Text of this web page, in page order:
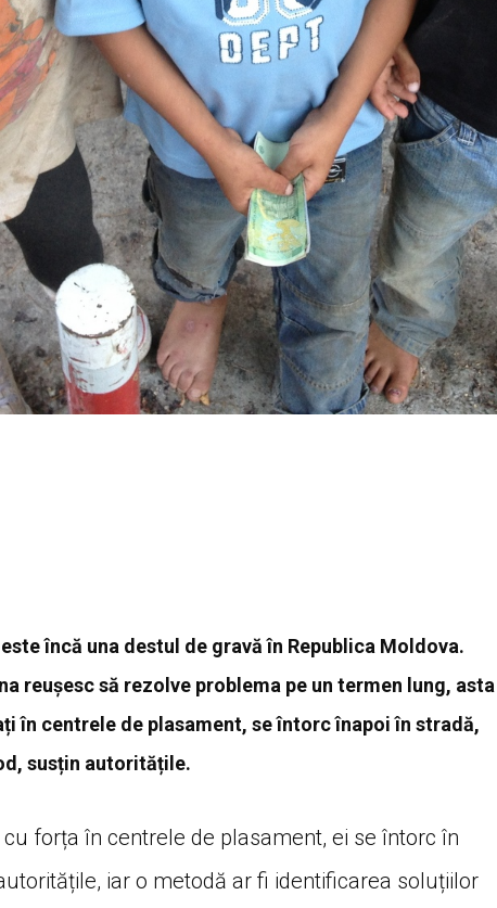
încă una destul de gravă în Republica Moldova.
reușesc să rezolve problema pe un termen lung, asta
în centrele de plasament, se întorc înapoi în stradă,
susțin autoritățile.
forța în centrele de plasament, ei se întorc în
iar o metodă ar fi identificarea soluțiilor